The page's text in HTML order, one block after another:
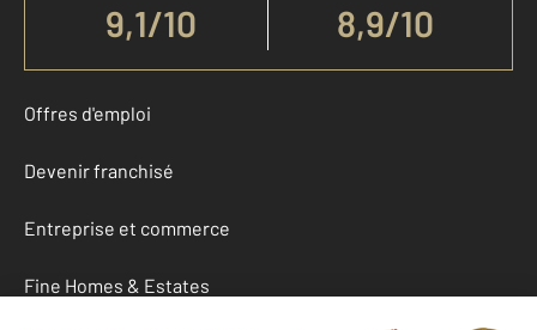
9,1/10 8,9/10
Offres d'emploi
Devenir franchisé
Entreprise et commerce
Fine Homes & Estates